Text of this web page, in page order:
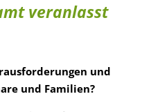
veranlasst
und
und Familien?